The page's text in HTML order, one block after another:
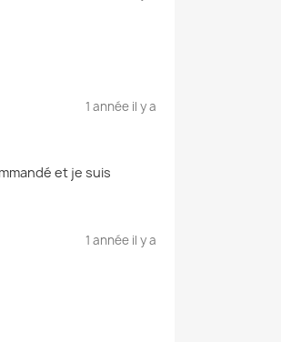
1 année il y a
et je suis
1 année il y a